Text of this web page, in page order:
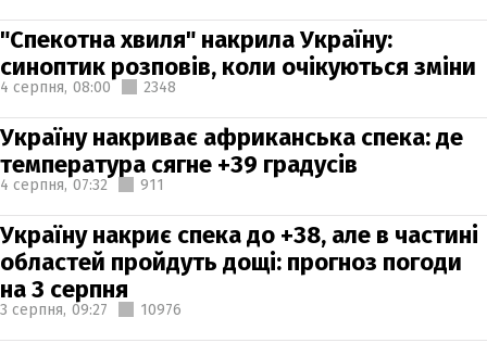
"Спекотна хвиля" накрила Україну:
синоптик розповів, коли очікуються зміни
4 серпня, 08:00 2348
Україну накриває африканська спека: де
температура сягне +39 градусів
4 серпня, 07:32 911
Україну накриє спека до +38, але в частині
областей пройдуть дощі: прогноз погоди
на 3 серпня
3 серпня, 09:27 10976